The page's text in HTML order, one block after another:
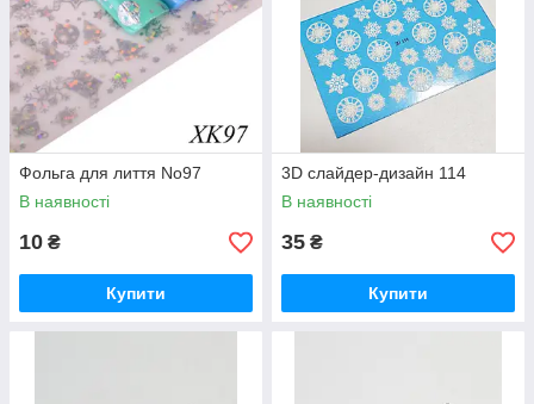
Фольга для лиття No97
В наявності
10 ₴
Купити
3D слайдер-дизайн 114
В наявності
35 ₴
Купити